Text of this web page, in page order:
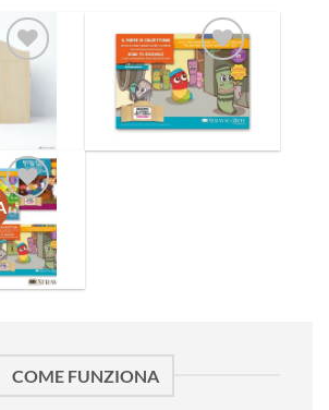
lista
dei
Aggiungi
alla lista
dei
lista
dei
COME FUNZIONA